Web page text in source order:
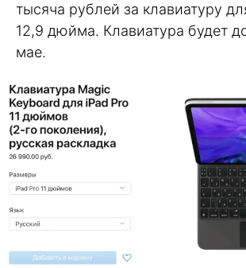
тысяча рублей за клавиатуру
12,9 дюйма. Клавиатура будет
мае.